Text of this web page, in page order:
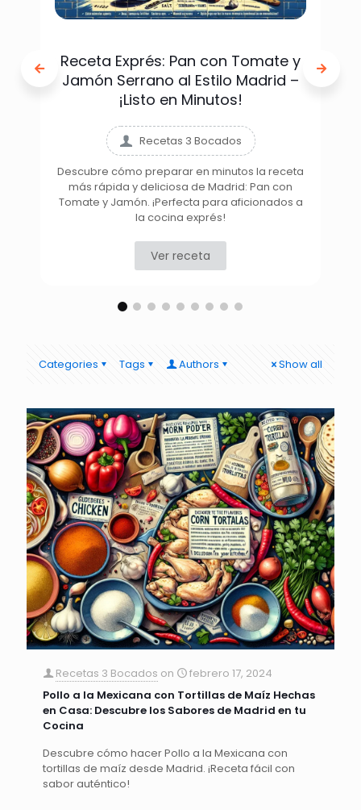
Receta Exprés: Pan con Tomate y
Jamón Serrano al Estilo Madrid –
¡Listo en Minutos!
Recetas 3 Bocados
Descubre cómo preparar en minutos la receta
más rápida y deliciosa de Madrid: Pan con
Tomate y Jamón. ¡Perfecta para aficionados a
la cocina exprés!
Ver receta
Categories Tags Authors Show all
Recetas 3 Bocados on
febrero 17, 2024
Pollo a la Mexicana con Tortillas de Maíz Hechas
en Casa: Descubre los Sabores de Madrid en tu
Cocina
Descubre cómo hacer Pollo a la Mexicana con
tortillas de maíz desde Madrid. ¡Receta fácil con
sabor auténtico!